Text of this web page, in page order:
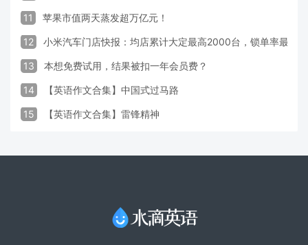
11 苹果市值两天蒸发超万亿元！
12 小米汽车门店快报：均店累计大定最高2000台，锁单率最高
13 本想免费试用，结果被扣一年会员费？
14 【英语作文合集】中国式过马路
15 【英语作文合集】雷锋精神